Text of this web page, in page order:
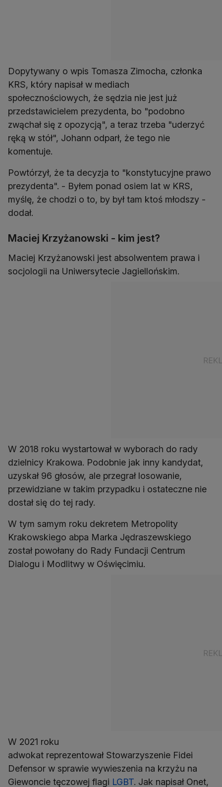
Dopytywany o wpis Tomasza Zimocha, członka
KRS, który napisał w mediach
społecznościowych, że sędzia nie jest już
przedstawicielem prezydenta, bo "podobno
zwąchał się z opozycją", a teraz trzeba "uderzyć
ręką w stół", Johann odparł, że tego nie
komentuje.
Powtórzył, że ta decyzja to "konstytucyjne prawo
prezydenta". - Byłem ponad osiem lat w KRS,
myślę, że chodzi o to, by był tam ktoś młodszy -
dodał.
Maciej Krzyżanowski - kim jest?
Maciej Krzyżanowski jest absolwentem prawa i
socjologii na Uniwersytecie Jagiellońskim.
W 2018 roku wystartował w wyborach do rady
dzielnicy Krakowa. Podobnie jak inny kandydat,
uzyskał 96 głosów, ale przegrał losowanie,
przewidziane w takim przypadku i ostateczne nie
dostał się do tej rady.
W tym samym roku dekretem Metropolity
Krakowskiego abpa Marka Jędraszewskiego
został powołany do Rady Fundacji Centrum
Dialogu i Modlitwy w Oświęcimiu.
W 2021 roku
adwokat reprezentował Stowarzyszenie Fidei
Defensor w sprawie wywieszenia na krzyżu na
Giewoncie tęczowej flagi LGBT. Jak napisał Onet,